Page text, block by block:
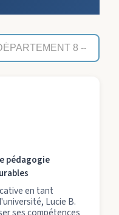
pédagogie
en tant
Lucie B.